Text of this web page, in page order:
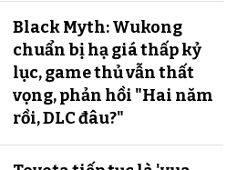
Black Myth: Wukong
chuẩn bị hạ giá thấp kỷ
lục, game thủ vẫn thất
vọng, phản hồi "Hai năm
rồi, DLC đâu?"